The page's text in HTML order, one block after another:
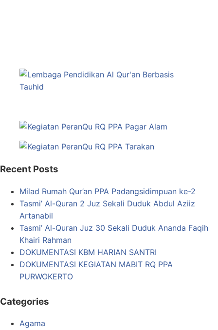
Recent Posts
Milad Rumah Qur’an PPA Padangsidimpuan ke-2
Tasmi’ Al-Quran 2 Juz Sekali Duduk Abdul Aziiz
Artanabil
Tasmi’ Al-Quran Juz 30 Sekali Duduk Ananda Faqih
Khairi Rahman
DOKUMENTASI KBM HARIAN SANTRI
DOKUMENTASI KEGIATAN MABIT RQ PPA
PURWOKERTO
Categories
Agama